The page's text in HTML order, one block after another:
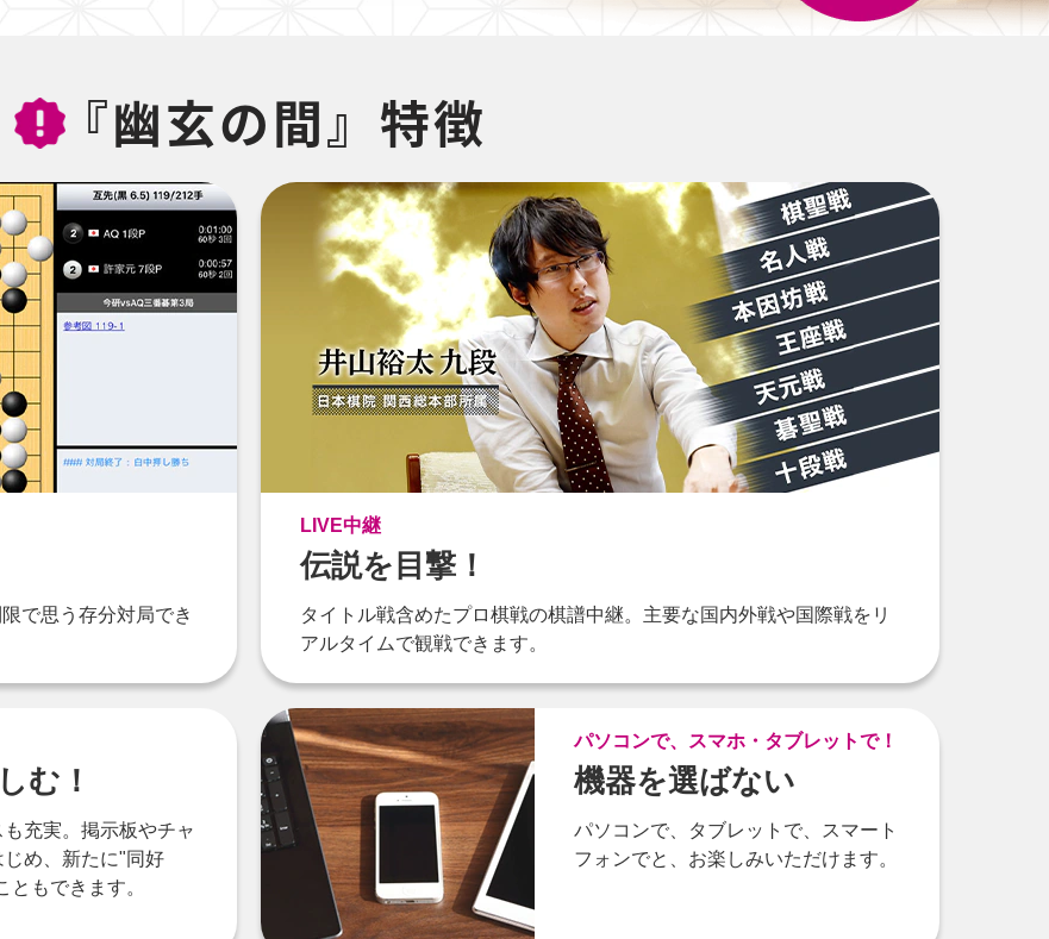
『幽玄の間』特徴
で思う存分対局でき
LIVE中継
伝説を目撃！
タイトル戦含めたプロ棋戦の棋譜中継。主要な国内外戦や国際戦をリ
アルタイムで観戦できます。
む！
充実。掲示板やチャ
じめ、新たに"同好
ともできます。
パソコンで、スマホ・タブレットで！
機器を選ばない
パソコンで、タブレットで、スマート
フォンでと、お楽しみいただけます。